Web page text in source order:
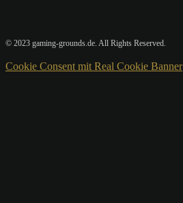
© 2023 gaming-grounds.de. All Rights Reserved.
Cookie Consent mit Real Cookie Banner